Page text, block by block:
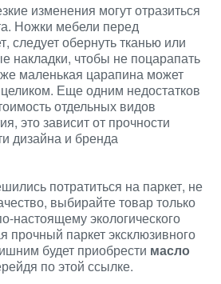
изменения могут отразиться
Ножки мебели перед
следует обернуть тканью или
накладки, чтобы не поцарапать
маленькая царапина может
Еще одним недостатков
отдельных видов
это зависит от прочности
дизайна и бренда
потратиться на паркет, не
выбирайте товар только
настоящему экологического
прочный паркет эксклюзивного
будет приобрести масло
по этой ссылке.